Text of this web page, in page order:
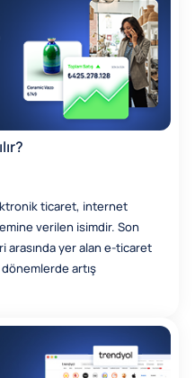
ticaret, internet
verilen isimdir. Son
arasında yer alan e-ticaret
artış